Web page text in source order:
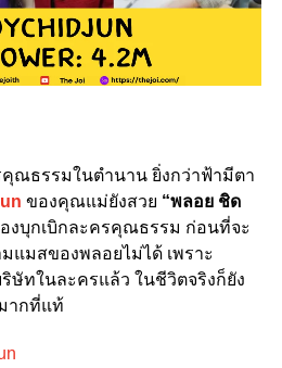
ณธรรมในตำนาน ยิ่งกว่าฟ้ามีตา
ของคุณแม่ยังสวย “พลอย ชิด
งบุกเบิกละครคุณธรรม ก่อนที่จะ
แมสของพลอยไม่ได้ เพราะ
ษัทในละครแล้ว ในชีวิตจริงก็ยัง
ากที่แท้